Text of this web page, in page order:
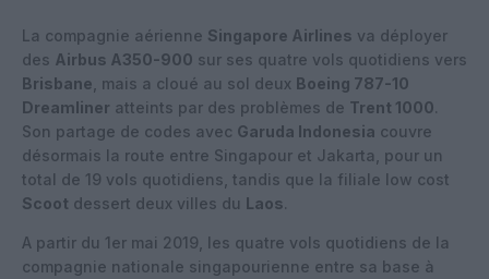
La compagnie aérienne Singapore Airlines va déployer
des Airbus A350-900 sur ses quatre vols quotidiens vers
Brisbane , mais a cloué au sol deux Boeing 787-10
Dreamliner atteints par des problèmes de Trent 1000.
Son partage de codes avec Garuda Indonesia couvre
désormais la route entre Singapour et Jakarta, pour un
total de 19 vols quotidiens, tandis que la filiale low cost
Scoot dessert deux villes du Laos.
A partir du 1er mai 2019, les quatre vols quotidiens de la
compagnie nationale singapourienne entre sa base à